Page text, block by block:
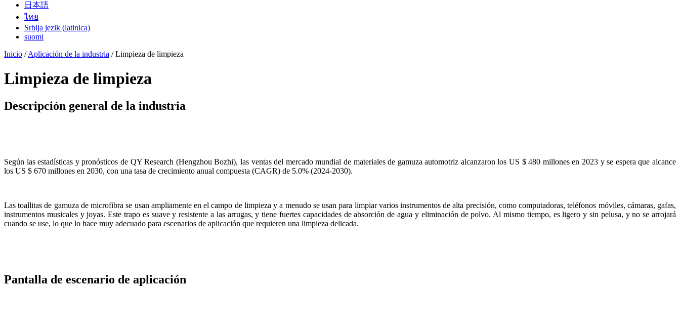
日本語
ไทย
Srbija jezik (latinica)
suomi
Inicio /Aplicación de la industria / Limpieza de limpieza
Limpieza de limpieza
Descripción general de la industria
Según las estadísticas y pronósticos de QY Research (Hengzhou Bozhi), las ventas del mercado mundial de materiales de gamuza automotriz alcanzaron los US $ 480 millones en 2023 y se espera que alcance
los US $ 670 millones en 2030, con una tasa de crecimiento anual compuesta (CAGR) de 5.0% (2024-2030).
Las toallitas de gamuza de microfibra se usan ampliamente en el campo de limpieza y a menudo se usan para limpiar varios instrumentos de alta precisión, como computadoras, teléfonos móviles, cámaras, gafas,
instrumentos musicales y joyas. Este trapo es suave y resistente a las arrugas, y tiene fuertes capacidades de absorción de agua y eliminación de polvo. Al mismo tiempo, es ligero y sin pelusa, y no se arrojará
cuando se use, lo que lo hace muy adecuado para escenarios de aplicación que requieren una limpieza delicada.
Pantalla de escenario de aplicación